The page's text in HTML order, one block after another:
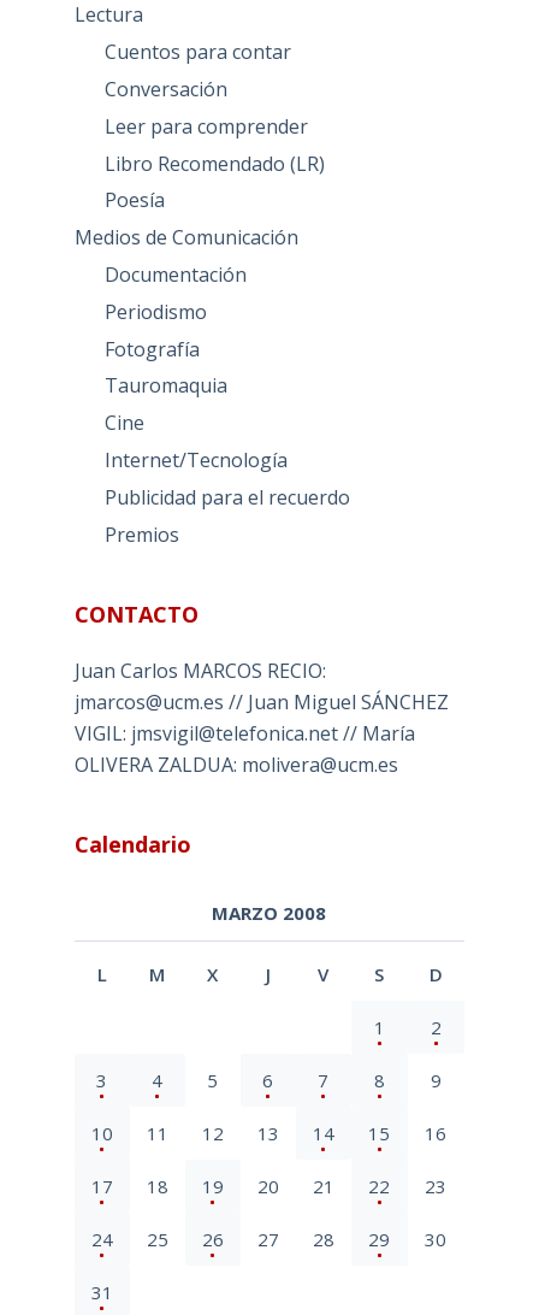
Lectura
Cuentos para contar
Conversación
Leer para comprender
Libro Recomendado (LR)
Poesía
Medios de Comunicación
Documentación
Periodismo
Fotografía
Tauromaquia
Cine
Internet/Tecnología
Publicidad para el recuerdo
Premios
CONTACTO
Juan Carlos MARCOS RECIO:
jmarcos@ucm.es // Juan Miguel SÁNCHEZ
VIGIL: jmsvigil@telefonica.net // María
OLIVERA ZALDUA: molivera@ucm.es
Calendario
MARZO 2008
L M X J V S D
1 2
3 4 5 6 7 8 9
10 11 12 13 14 15 16
17 18 19 20 21 22 23
24 25 26 27 28 29 30
31